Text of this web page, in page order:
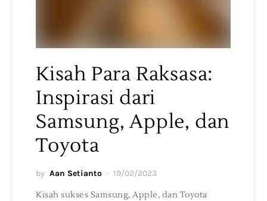
Kisah Para Raksasa:
Inspirasi dari
Samsung, Apple, dan
Toyota
by Aan Setianto 19/02/2023
Kisah sukses Samsung, Apple, dan Toyota